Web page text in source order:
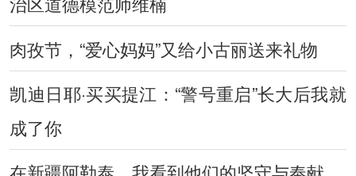
肉孜节，“爱心妈妈”又给小古丽送来礼物
凯迪日耶·买买提江：“警号重启”长大后我就
成了你